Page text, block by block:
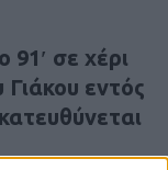
91′ σε χέρι
εντός